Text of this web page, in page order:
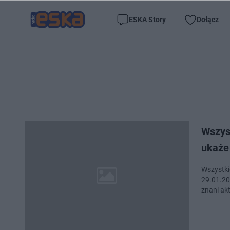
ESKA Story Dołącz
znani